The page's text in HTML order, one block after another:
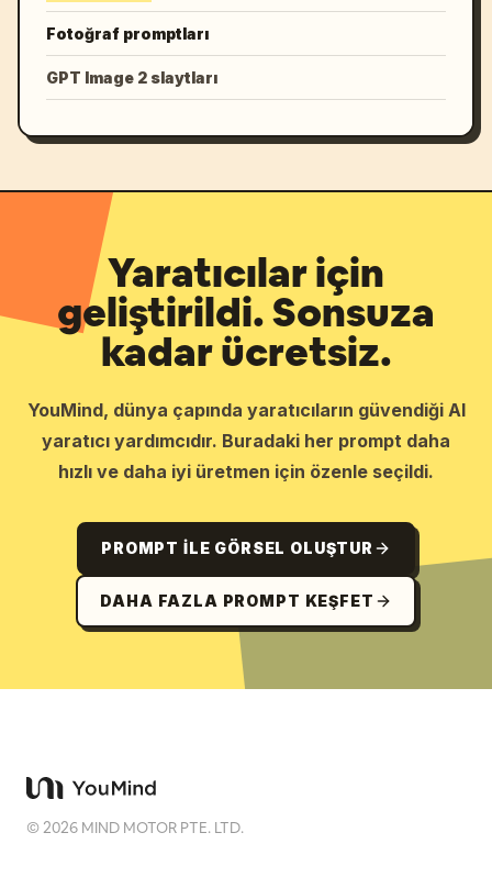
Fotoğraf promptları
GPT Image 2 slaytları
Yaratıcılar için
geliştirildi. Sonsuza
kadar ücretsiz.
YouMind, dünya çapında yaratıcıların güvendiği AI
yaratıcı yardımcıdır. Buradaki her prompt daha
hızlı ve daha iyi üretmen için özenle seçildi.
PROMPT ILE GÖRSEL OLUŞTUR
DAHA FAZLA PROMPT KEŞFET
©2026 MIND MOTOR PTE. LTD.